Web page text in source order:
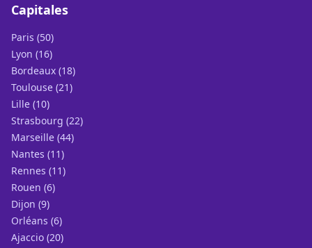
Capitales
Paris (50)
Lyon (16)
Bordeaux (18)
Toulouse (21)
Lille (10)
Strasbourg (22)
Marseille (44)
Nantes (11)
Rennes (11)
Rouen (6)
Dijon (9)
Orléans (6)
Ajaccio (20)